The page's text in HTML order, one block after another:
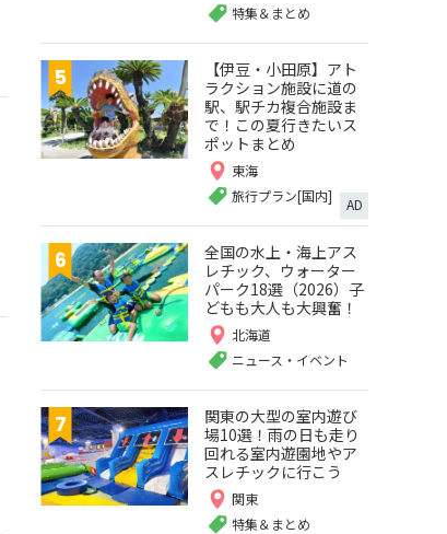
特集＆まとめ
【伊豆・小田原】アト
ラクション施設に道の
駅、駅チカ複合施設ま
で！この夏行きたいス
ポットまとめ
東海
旅行プラン[国内]
AD
全国の水上・海上アス
レチック、ウォーター
パーク18選（2026）子
どもも大人も大興奮！
北海道
ニュース・イベント
関東の大型の室内遊び
場10選！雨の日も走り
回れる室内遊園地やア
スレチックに行こう
関東
特集＆まとめ